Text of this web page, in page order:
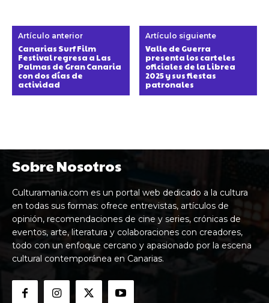
Artículo anterior
Canarias Surf Film
Festival regresa a Las
Palmas de Gran Canaria
con dos días de
actividad
Artículo siguiente
Valle de Guerra
presenta los carteles
oficiales de la Librea
2025 y sus fiestas
patronales
Sobre Nosotros
Culturamania.com es un portal web dedicado a la cultura
en todas sus formas: ofrece entrevistas, artículos de
opinión, recomendaciones de cine y series, crónicas de
eventos, arte, literatura y colaboraciones con creadores,
todo con un enfoque cercano y apasionado por la escena
cultural contemporánea en Canarias.